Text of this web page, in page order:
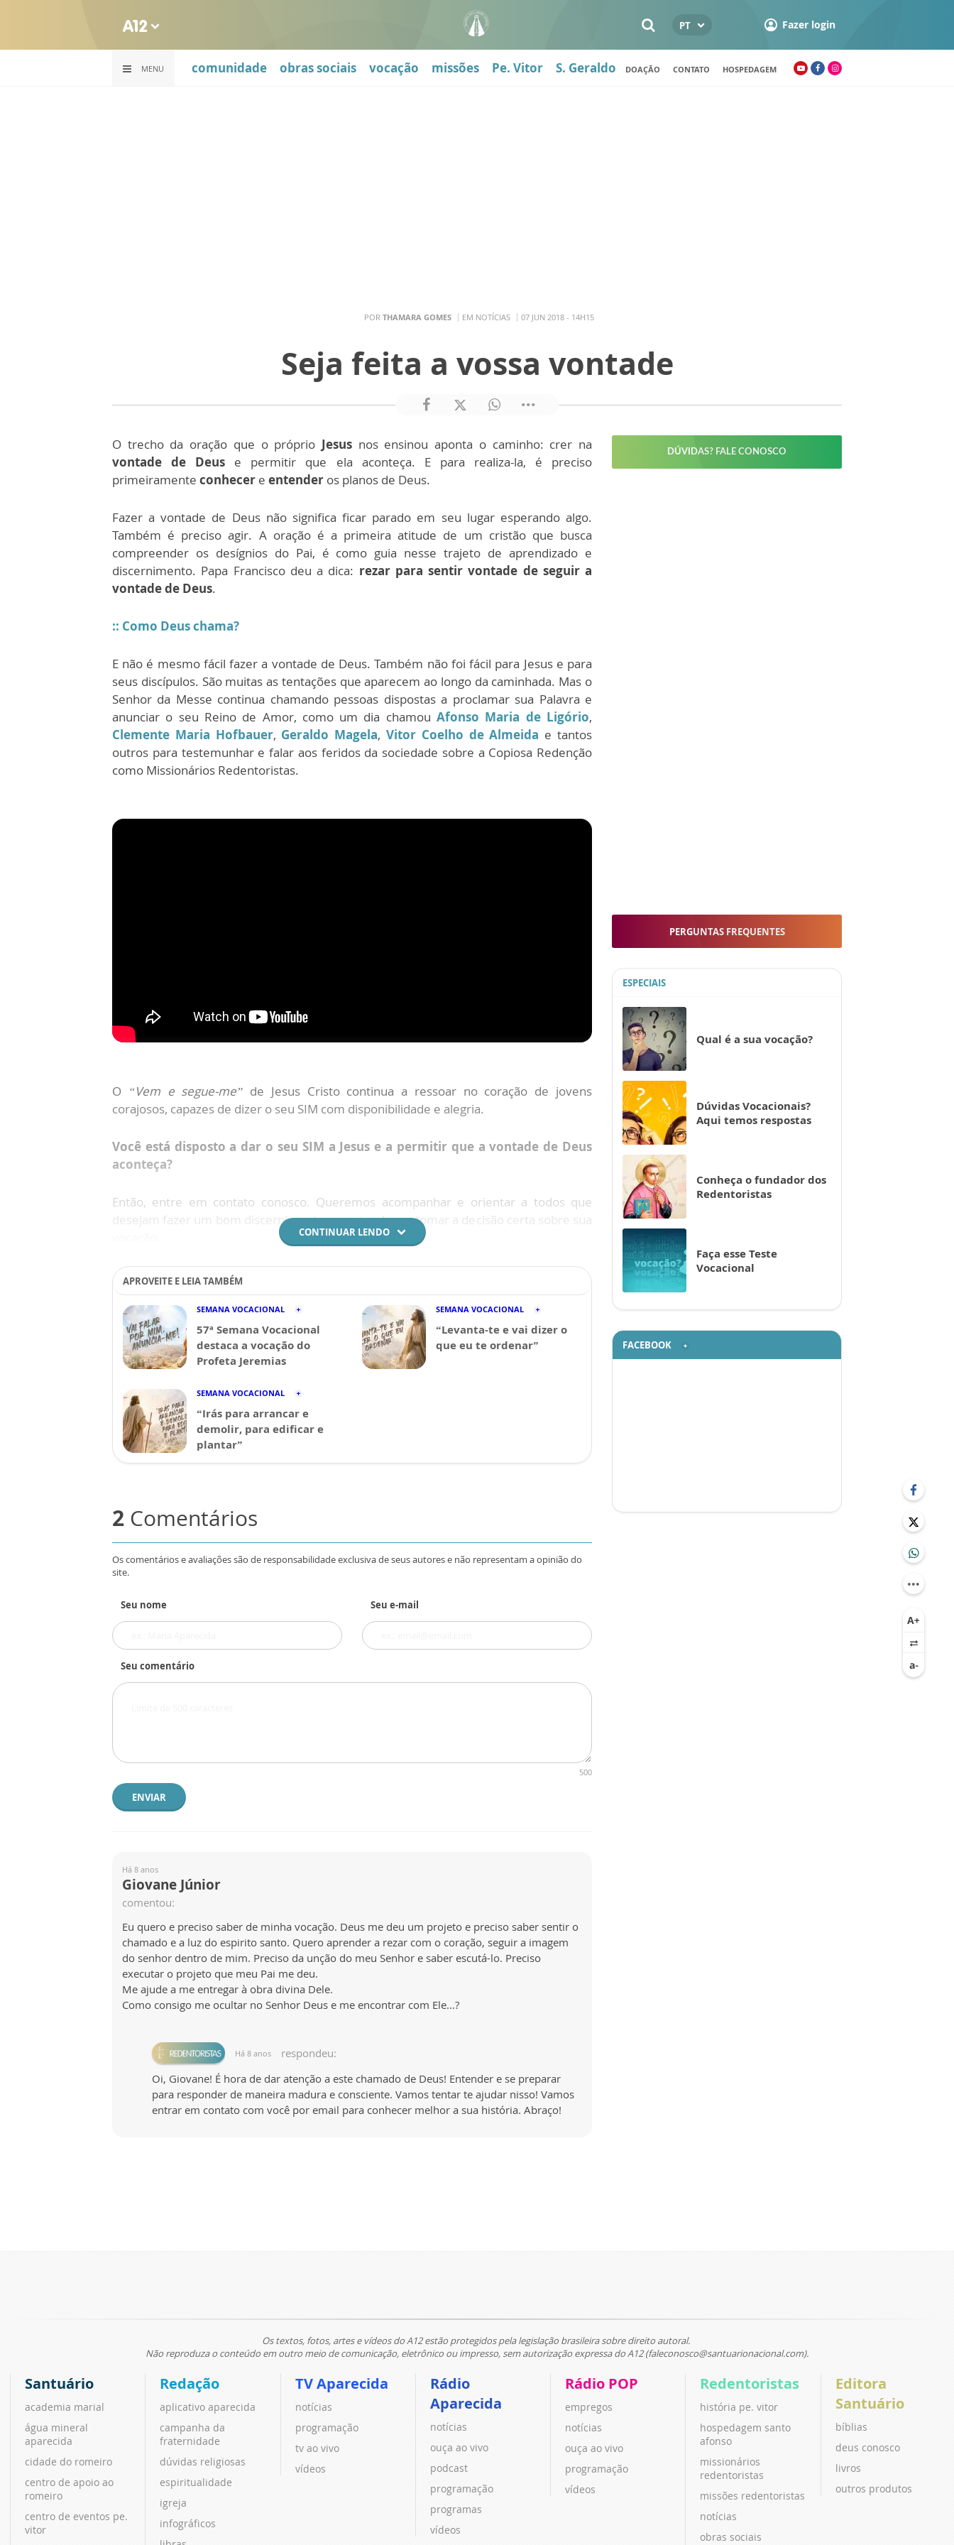
PT Fazer login
MENU comunidade obras sociais vocação missões Pe. Vitor S. Geraldo DOAÇÃO CONTATO HOSPEDAGEM
POR THAMARA GOMES EM NOTÍCIAS 07 JUN 2018 - 14H15
Seja feita a vossa vontade
O trecho da oração que o próprio Jesus nos ensinou aponta o caminho: crer na
vontade de Deus e permitir que ela aconteça. E para realiza-la, é preciso
primeiramente conhecer e entender os planos de Deus.
Fazer a vontade de Deus não significa ficar parado em seu lugar esperando algo.
Também é preciso agir. A oração é a primeira atitude de um cristão que busca
compreender os desígnios do Pai, é como guia nesse trajeto de aprendizado e
discernimento. Papa Francisco deu a dica: rezar para sentir vontade de seguir a
vontade de Deus.
:: Como Deus chama?
E não é mesmo fácil fazer a vontade de Deus. Também não foi fácil para Jesus e para
seus discípulos. São muitas as tentações que aparecem ao longo da caminhada. Mas o
Senhor da Messe continua chamando pessoas dispostas a proclamar sua Palavra e
anunciar o seu Reino de Amor, como um dia chamouAfonso Maria de Ligório,
Clemente Maria Hofbauer, Geraldo Magela,Vitor Coelho de Almeida e tantos
outros para testemunhar e falar aos feridos da sociedade sobre a Copiosa Redenção
como Missionários Redentoristas.
O “Vem e segue-me” de Jesus Cristo continua a ressoar no coração de jovens
corajosos, capazes de dizer o seu SIM com disponibilidade e alegria.
Você está disposto a dar o seu SIM a Jesus e a permitir que a vontade de Deus
aconteça?
Então, entre em contato conosco. Queremos acompanhar e orientar a todos que
desejam fazer um bom discernimento vocacional para tomar a decisão certa sobre sua
CONTINUAR LENDO
APROVEITE E LEIA TAMBÉM
SEMANA VOCACIONAL
57ª Semana Vocacional
destaca a vocação do
Profeta Jeremias
SEMANA VOCACIONAL
“Levanta-te e vai dizer o
que eu te ordenar”
SEMANA VOCACIONAL
“Irás para arrancar e
demolir, para edificar e
plantar”
2 Comentários
Os comentários e avaliações são de responsabilidade exclusiva de seus autores e não representam a opinião do
site.
Seu nome Seu e-mail
Seu comentário
500
ENVIAR
Há 8 anos
Giovane Júnior
comentou:
Eu quero e preciso saber de minha vocação. Deus me deu um projeto e preciso saber sentir o
chamado e a luz do espirito santo. Quero aprender a rezar com o coração, seguir a imagem
do senhor dentro de mim. Preciso da unção do meu Senhor e saber escutá-lo. Preciso
executar o projeto que meu Pai me deu.
Me ajude a me entregar à obra divina Dele.
Como consigo me ocultar no Senhor Deus e me encontrar com Ele...?
Há 8 anos
respondeu:
Oi, Giovane! É hora de dar atenção a este chamado de Deus! Entender e se preparar
para responder de maneira madura e consciente. Vamos tentar te ajudar nisso! Vamos
entrar em contato com você por email para conhecer melhor a sua história. Abraço!
DÚVIDAS? FALE CONOSCO
PERGUNTAS FREQUENTES
ESPECIAIS
Qual é a sua vocação?
Dúvidas Vocacionais?
Aqui temos respostas
Conheça o fundador dos
Redentoristas
Faça esse Teste
Vocacional
FACEBOOK
Os textos, fotos, artes e vídeos do A12 estão protegidos pela legislação brasileira sobre direito autoral.
Não reproduza o conteúdo em outro meio de comunicação, eletrônico ou impresso, sem autorização expressa do A12 (faleconosco@santuarionacional.com).
Santuário
academia marial
água mineral
aparecida
cidade do romeiro
centro de apoio ao
romeiro
centro de eventos pe.
vitor
Redação
aplicativo aparecida
campanha da
fraternidade
dúvidas religiosas
espiritualidade
igreja
infográficos
TV Aparecida
notícias
programação
tv ao vivo
vídeos
Rádio
Aparecida
notícias
ouça ao vivo
podcast
programação
programas
vídeos
Rádio POP
empregos
notícias
ouça ao vivo
programação
vídeos
Redentoristas
história pe. vitor
hospedagem santo
afonso
missionários
redentoristas
missões redentoristas
notícias
obras sociais
Editora
Santuário
bíblias
deus conosco
livros
outros produtos